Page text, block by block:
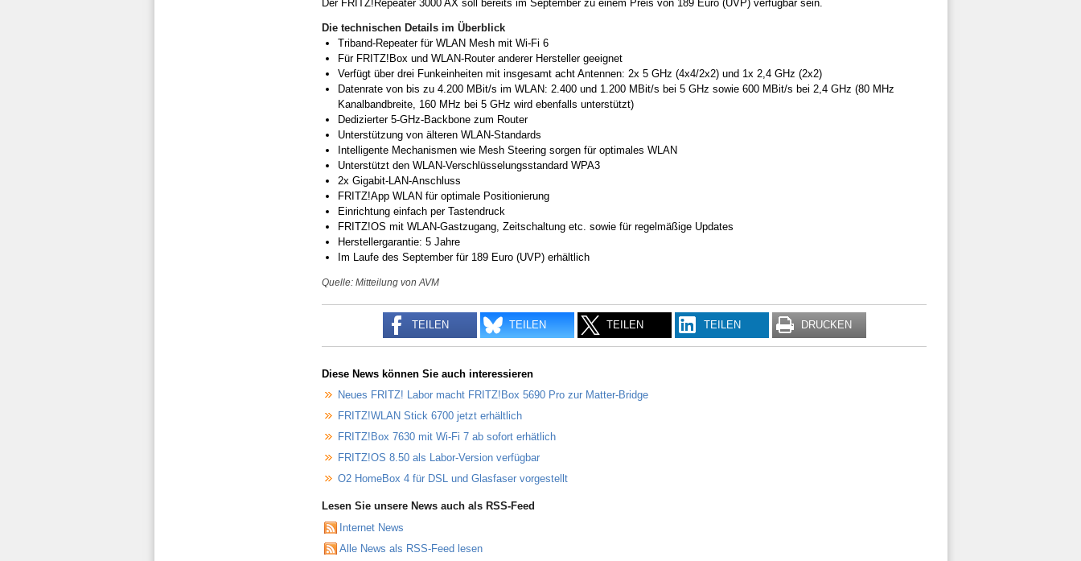
Der FRITZ!Repeater 3000 AX soll bereits im September zu einem Preis von 189 Euro (UVP) verfügbar sein.
Die technischen Details im Überblick
Triband-Repeater für WLAN Mesh mit Wi-Fi 6
Für FRITZ!Box und WLAN-Router anderer Hersteller geeignet
Verfügt über drei Funkeinheiten mit insgesamt acht Antennen: 2x 5 GHz (4x4/2x2) und 1x 2,4 GHz (2x2)
Datenrate von bis zu 4.200 MBit/s im WLAN: 2.400 und 1.200 MBit/s bei 5 GHz sowie 600 MBit/s bei 2,4 GHz (80 MHz
Kanalbandbreite, 160 MHz bei 5 GHz wird ebenfalls unterstützt)
Dedizierter 5-GHz-Backbone zum Router
Unterstützung von älteren WLAN-Standards
Intelligente Mechanismen wie Mesh Steering sorgen für optimales WLAN
Unterstützt den WLAN-Verschlüsselungsstandard WPA3
2x Gigabit-LAN-Anschluss
FRITZ!App WLAN für optimale Positionierung
Einrichtung einfach per Tastendruck
FRITZ!OS mit WLAN-Gastzugang, Zeitschaltung etc. sowie für regelmäßige Updates
Herstellergarantie: 5 Jahre
Im Laufe des September für 189 Euro (UVP) erhältlich
Quelle: Mitteilung von AVM
TEILEN TEILEN TEILEN TEILEN DRUCKEN
Diese News können Sie auch interessieren
Neues FRITZ! Labor macht FRITZ!Box 5690 Pro zur Matter-Bridge
FRITZ!WLAN Stick 6700 jetzt erhältlich
FRITZ!Box 7630 mit Wi-Fi 7 ab sofort erhätlich
FRITZ!OS 8.50 als Labor-Version verfügbar
O2 HomeBox 4 für DSL und Glasfaser vorgestellt
Lesen Sie unsere News auch als RSS-Feed
Internet News
Alle News als RSS-Feed lesen